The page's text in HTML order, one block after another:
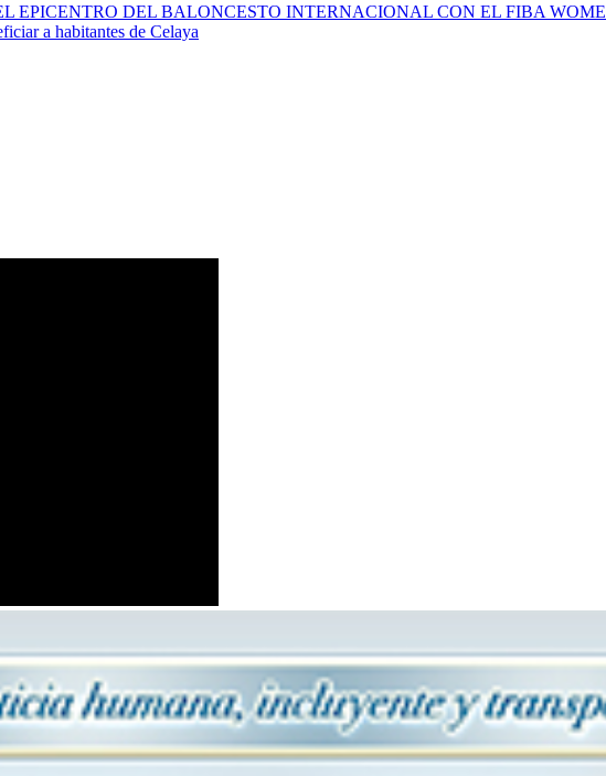
EPICENTRO DEL BALONCESTO INTERNACIONAL CON EL FIBA
a habitantes de Celaya